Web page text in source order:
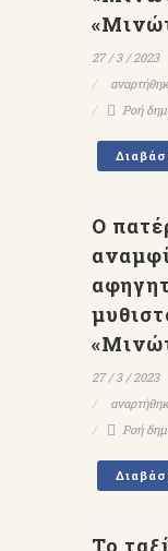
27 / 3 / 2023
Ροή
Ο
27 / 3 / 2023
Ροή
Το